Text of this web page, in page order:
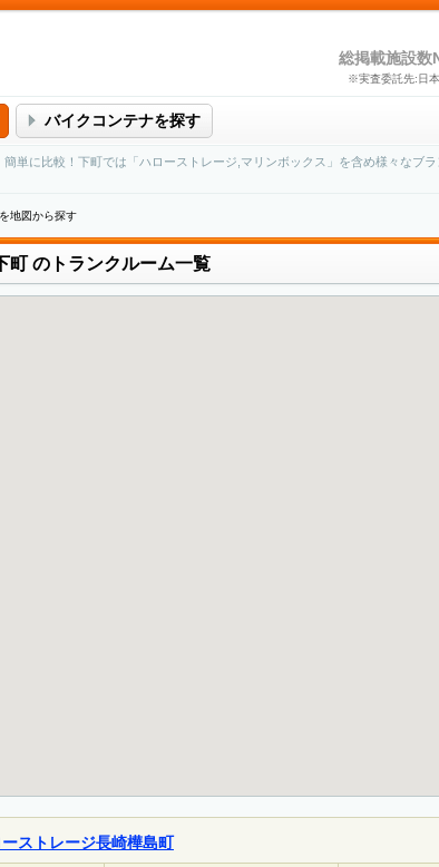
総掲載施設数
※実査委託先:日
バイクコンテナを探す
単に比較！下町では「ハローストレージ,マリンボックス」を含め様々なブラ
地図から探す
町のトランクルーム一覧
ストレージ長崎樺島町